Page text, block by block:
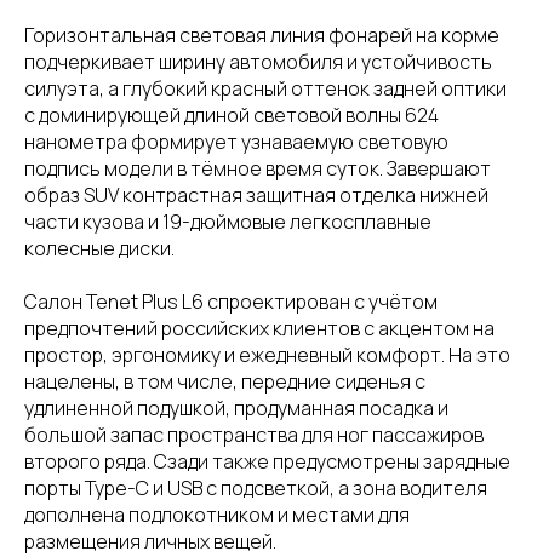
Горизонтальная световая линия фонарей на корме
подчеркивает ширину автомобиля и устойчивость
силуэта, а глубокий красный оттенок задней оптики
с доминирующей длиной световой волны 624
нанометра формирует узнаваемую световую
подпись модели в тёмное время суток. Завершают
образ SUV контрастная защитная отделка нижней
части кузова и 19-дюймовые легкосплавные
колесные диски.
Салон Tenet Plus L6 спроектирован с учётом
предпочтений российских клиентов с акцентом на
простор, эргономику и ежедневный комфорт. На это
нацелены, в том числе, передние сиденья с
удлиненной подушкой, продуманная посадка и
большой запас пространства для ног пассажиров
второго ряда. Сзади также предусмотрены зарядные
порты Type-C и USB с подсветкой, а зона водителя
дополнена подлокотником и местами для
размещения личных вещей.